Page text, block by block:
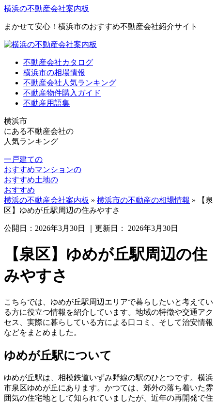
横浜の不動産会社案内板
まかせて安心！横浜市のおすすめ不動産会社紹介サイト
不動産会社カタログ
横浜市の相場情報
不動産会社人気ランキング
不動産物件購入ガイド
不動産用語集
横浜市
にある不動産会社の
人気ランキング
一戸建ての
おすすめマンションの
おすすめ土地の
おすすめ
横浜の不動産会社案内板 » 横浜市の不動産の相場情報 »
【泉
区】ゆめが丘駅周辺の住みやすさ
公開日： 2026年3月30日 ｜更新日： 2026年3月30日
【泉区】ゆめが丘駅周辺の住
みやすさ
こちらでは、ゆめが丘駅周辺エリアで暮らしたいと考えてい
る方に役立つ情報を紹介しています。地域の特徴や交通アク
セス、実際に暮らしている方による口コミ、そして治安情報
などをまとめました。
ゆめが丘駅について
ゆめが丘駅は、相模鉄道いずみ野線の駅のひとつです。横浜
市泉区ゆめが丘にあります。かつては、郊外の落ち着いた雰
囲気の住宅地として知られていましたが、近年の再開発で住